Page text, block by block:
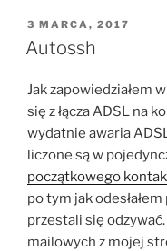
OPUBLIKOWANE
W
3 MARCA, 2017
Autossh
Jak zapowiedziałem
się z łącza ADSL na
wydatnie awaria
liczone są w
początkowego
po tym jak
przestali się
mailowych z mojej